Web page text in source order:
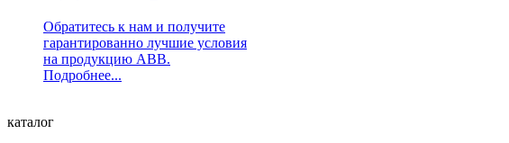
Обратитесь к нам и получите
гарантированно лучшие условия
на продукцию ABB.
Подробнее...
каталог